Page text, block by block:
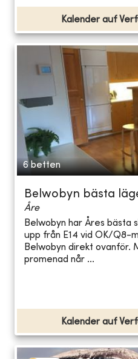
Kalender auf
6 betten
Belwobyn bästa
Åre
Belwobyn har Åres bästa
upp från E14 vid OK/Q8-
Belwobyn direkt ovanför.
promenad når ...
Kalender auf